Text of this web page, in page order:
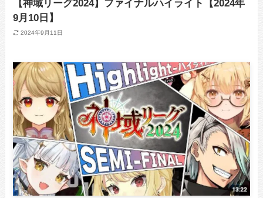
【神域リーグ2024】ファイナルハイライト【2024年
9月10日】
2024年9月11日